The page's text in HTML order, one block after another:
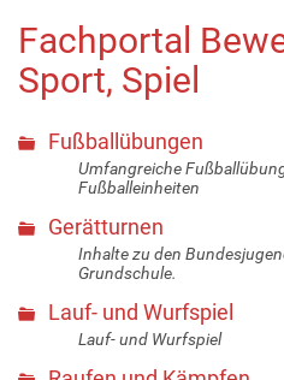
Fachportal
Sport, Spiel
Fußballübungen
Umfangreiche
Fußballeinheiten
Gerätturnen
Inhalte zu den
Grundschule.
Lauf- und Wurfspiel
Lauf- und Wurfspiel